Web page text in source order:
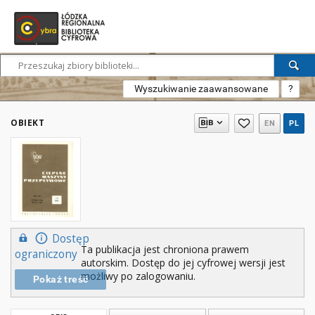
Wyszukiwanie zaawansowane ?
OBIEKT EN PL
Dostęp
ograniczony
Pokaż treść
Ta publikacja jest chroniona prawem
autorskim. Dostęp do jej cyfrowej wersji jest
możliwy po zalogowaniu.